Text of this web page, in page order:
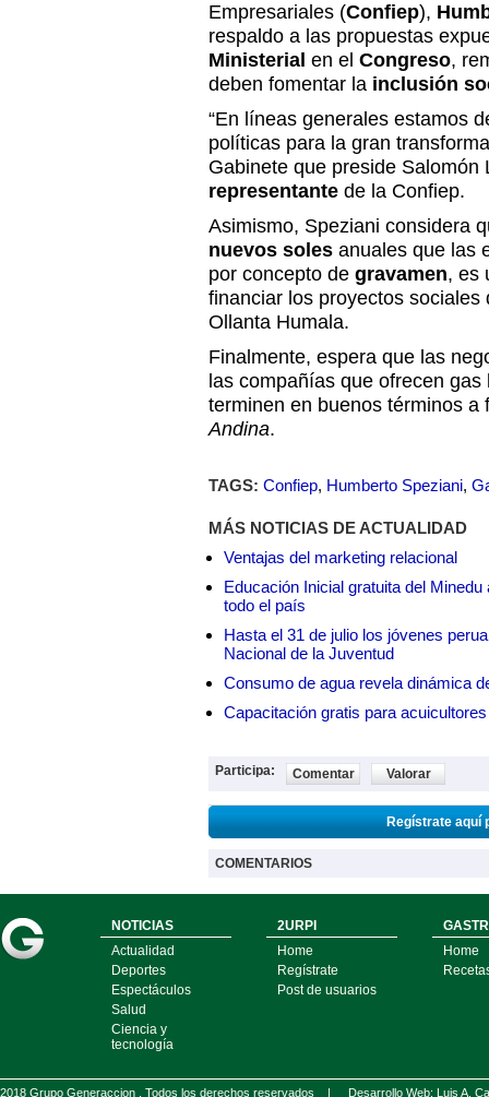
Empresariales (Confiep),
respaldo a las propuestas
Ministerial en el Congreso,
deben fomentar la inclusión
“En líneas generales estamos
políticas para la gran
Gabinete que preside Salomón
representante de la Confiep.
Asimismo, Speziani considera
nuevos soles anuales que las
por concepto de gravamen, es
financiar los proyectos
Ollanta Humala.
Finalmente, espera que las
las compañías que ofrecen
terminen en buenos términos a
Andina.
TAGS: Confiep, Humberto Speziani,
MÁS NOTICIAS DE ACTUALIDAD
Ventajas del marketing relacional
Educación Inicial gratuita del
todo el país
Hasta el 31 de julio los jóvenes
Nacional de la Juventud
Consumo de agua revela dinámica
Capacitación gratis para
Participa: Comentar Valorar
Regístrate aquí
COMENTARIOS
NOTICIAS
Actualidad
Deportes
Espectáculos
Salud
Ciencia y
tecnología
2URPI
Home
Regístrate
Post de usuarios
Home
2018 Grupo Generaccion . Todos los derechos reservados | Desarrollo Web: Luis